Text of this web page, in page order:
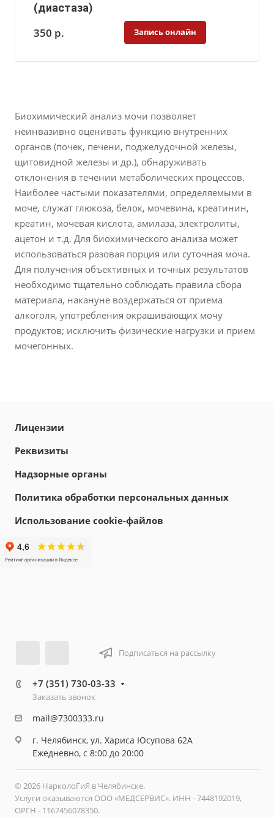
(диастаза)
350 р. Запись онлайн
Биохимический анализ мочи позволяет
неинвазивно оценивать функцию внутренних
органов (почек, печени, поджелудочной железы,
щитовидной железы и др.), обнаруживать
отклонения в течении метаболических процессов.
Наиболее частыми показателями, определяемыми в
моче, служат глюкоза, белок, мочевина, креатинин,
креатин, мочевая кислота, амилаза, электролиты,
ацетон и т.д. Для биохимического анализа может
использоваться разовая порция или суточная моча.
Для получения объективных и точных результатов
необходимо тщательно соблюдать правила сбора
материала, накануне воздержаться от приема
алкоголя, употребления окрашивающих мочу
продуктов; исключить физические нагрузки и прием
мочегонных.
Лицензии
Реквизиты
Надзорные органы
Политика обработки персональных данных
Использование cookie-файлов
Подписаться на рассылку
+7 (351) 730-03-33
Заказать звонок
mail@7300333.ru
г. Челябинск, ул. Хариса Юсупова 62А
Ежедневно, с 8:00 до 20:00
© 2026 НарколоГиЯ в Челябинске.
Услуги оказываются ООО «МЕДСЕРВИС». ИНН - 7448192019,
ОРГН - 1167456078350.